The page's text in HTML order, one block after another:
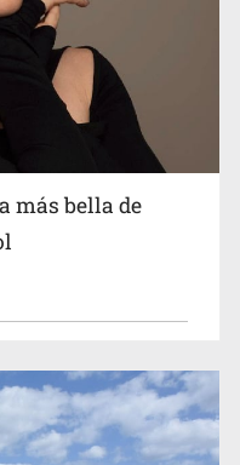
epidemiológico
de aguacate en
más bella de